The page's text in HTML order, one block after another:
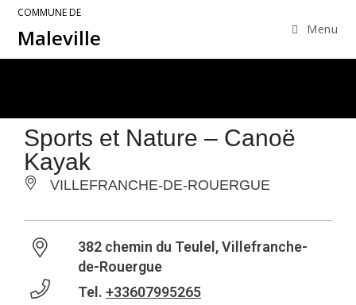
COMMUNE DE
Maleville Menu
Sports et Nature – Canoë
Kayak
VILLEFRANCHE-DE-ROUERGUE
382 chemin du Teulel, Villefranche-
de-Rouergue
Tel. +33607995265